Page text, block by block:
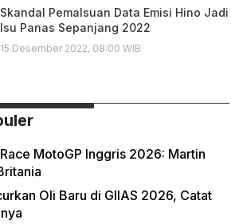
Skandal Pemalsuan Data Emisi Hino Jadi
Isu Panas Sepanjang 2022
15 Desember 2022, 08:00 WIB
MotoGP Inggris 2026: Martin
Oli Baru di GIIAS 2026, Catat